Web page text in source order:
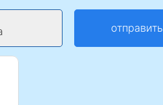
отправить